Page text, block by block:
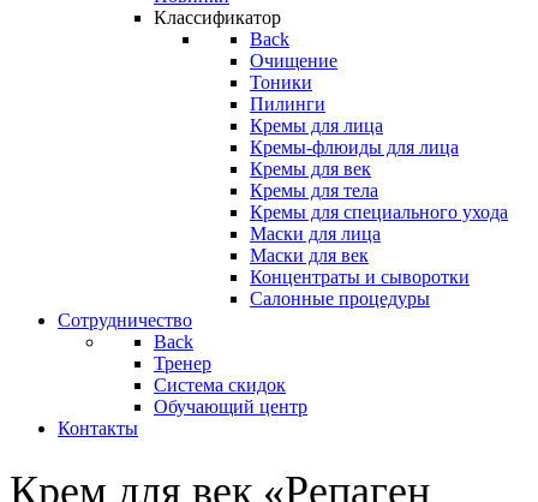
Классификатор
Back
Очищение
Тоники
Пилинги
Кремы для лица
Кремы-флюиды для лица
Кремы для век
Кремы для тела
Кремы для специального ухода
Маски для лица
Маски для век
Концентраты и сыворотки
Салонные процедуры
Сотрудничество
Back
Тренер
Система скидок
Обучающий центр
Контакты
Крем для век «Репаген